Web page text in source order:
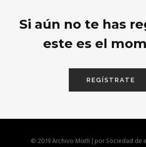
Si aún no te has
este es el
REGÍSTRATE
© 2019 Archivo Mixtli | porSociedad de